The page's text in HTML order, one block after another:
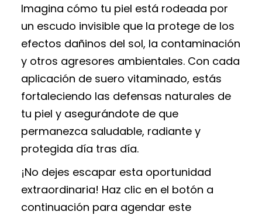
Imagina cómo tu piel está rodeada por
un escudo invisible que la protege de los
efectos dañinos del sol, la contaminación
y otros agresores ambientales. Con cada
aplicación de suero vitaminado, estás
fortaleciendo las defensas naturales de
tu piel y asegurándote de que
permanezca saludable, radiante y
protegida día tras día.
¡No dejes escapar esta oportunidad
extraordinaria! Haz clic en el botón a
continuación para agendar este